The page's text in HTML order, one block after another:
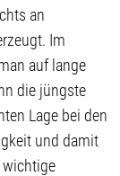
an
Im
auf lange
die jüngste
Lage bei den
und damit